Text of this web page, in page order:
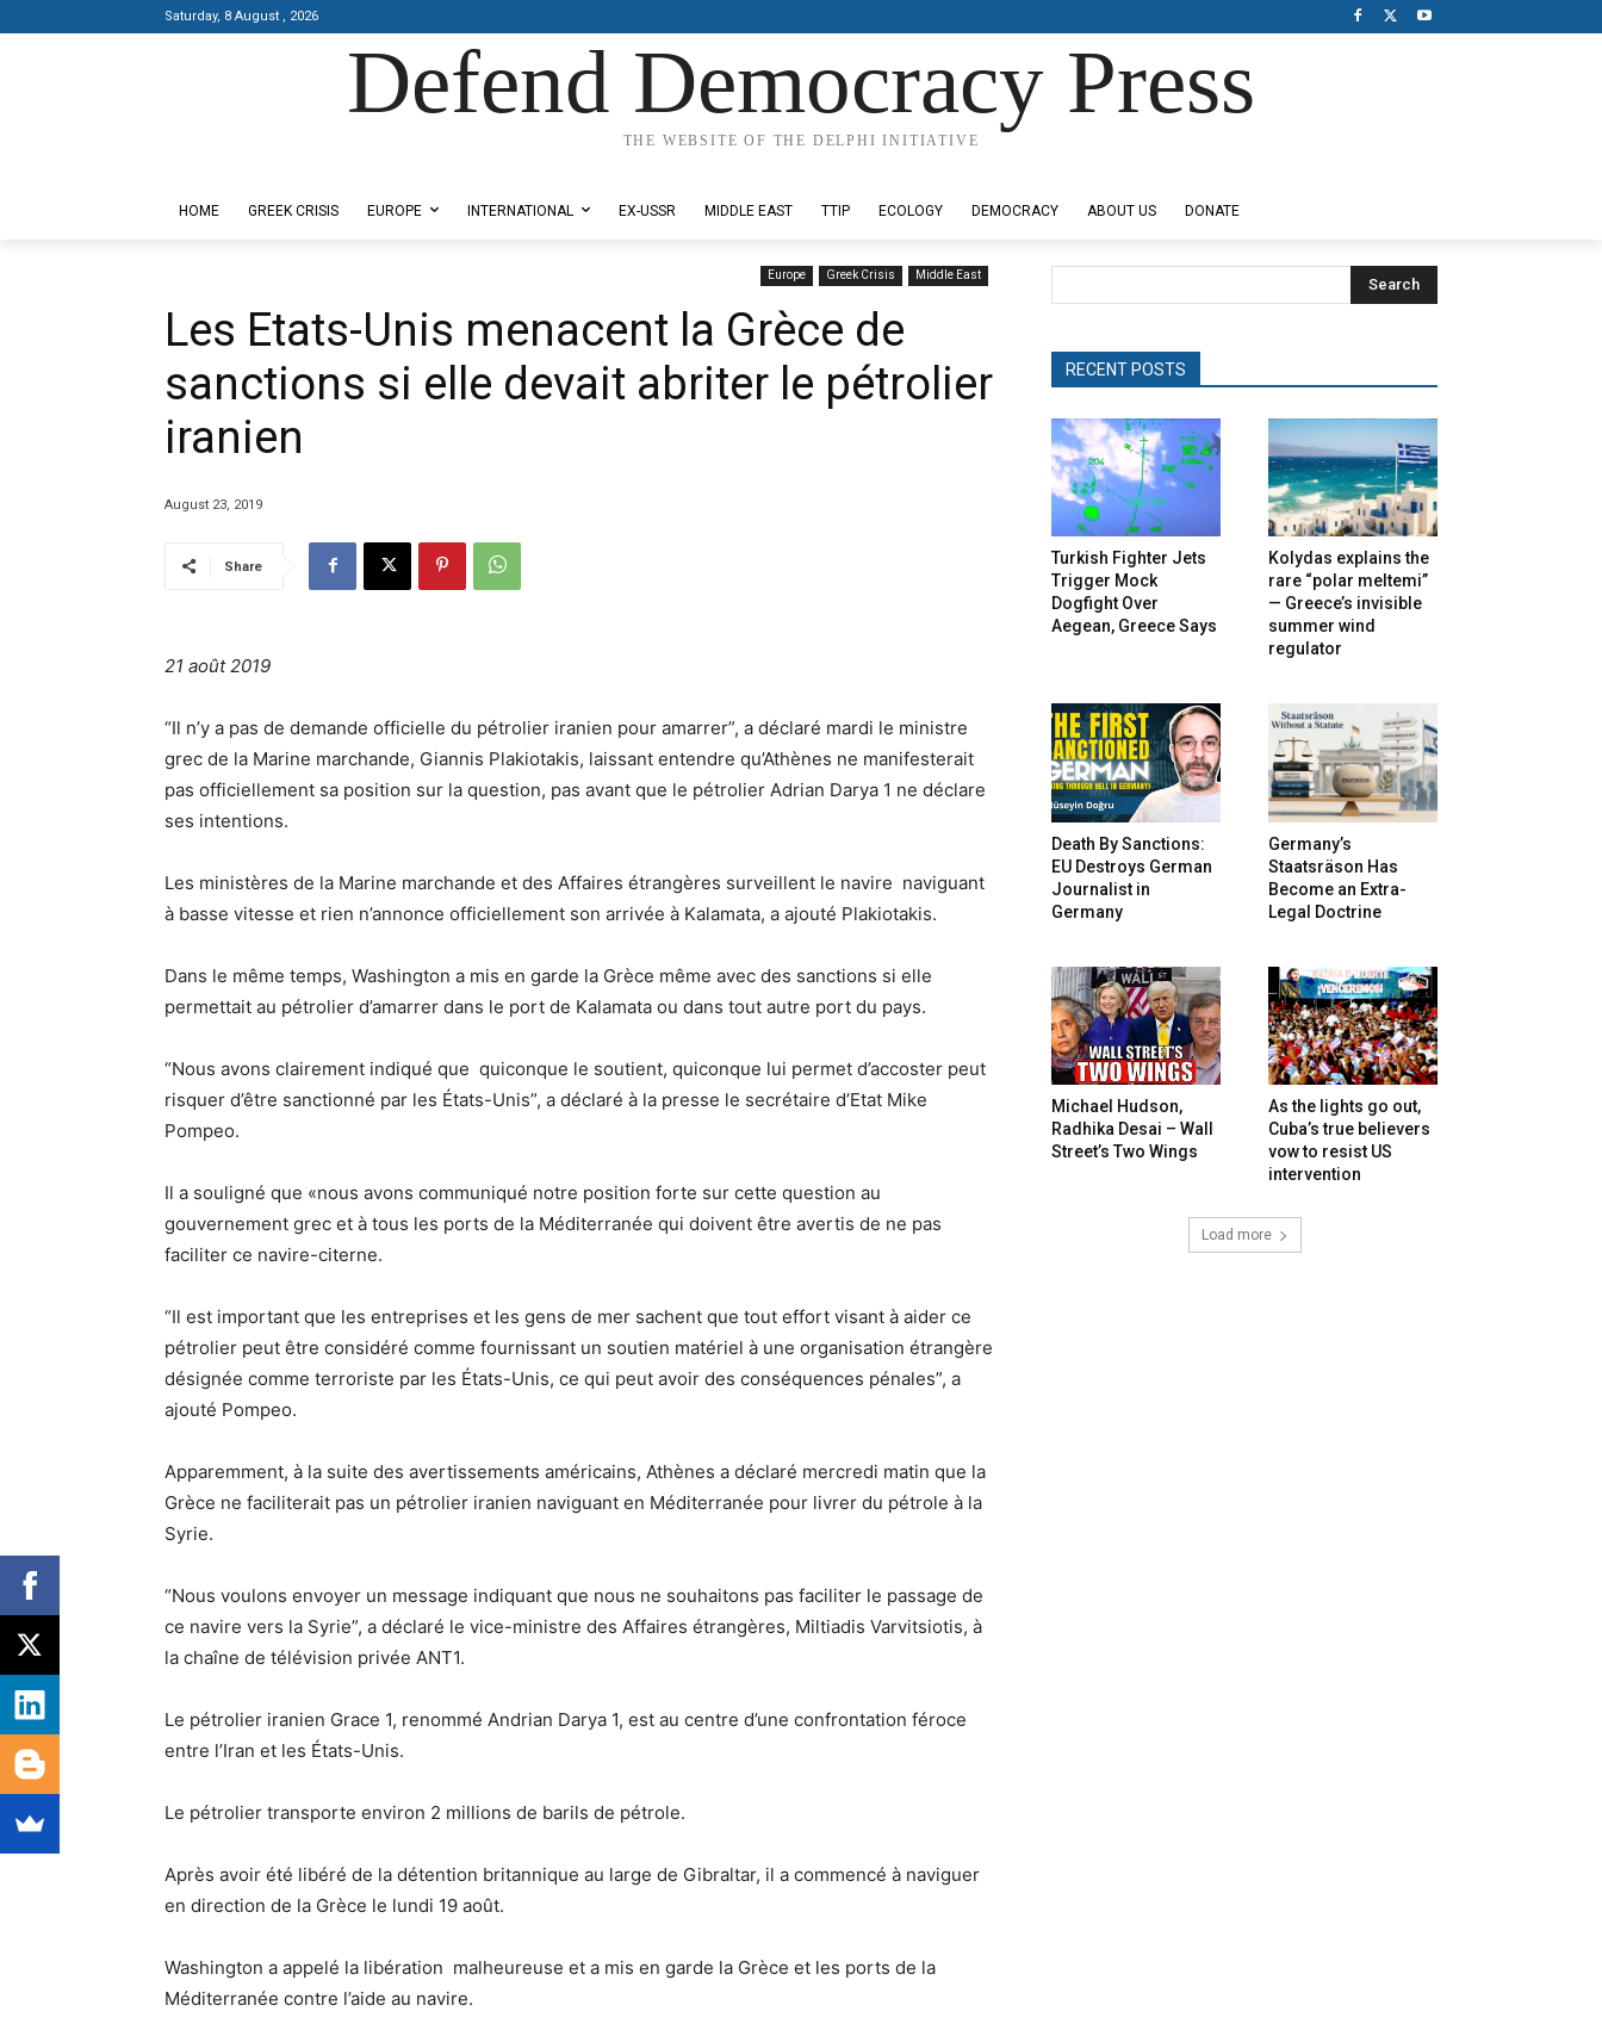
Saturday, 8 August , 2026
Defend Democracy Press
THE WEBSITE OF THE DELPHI INITIATIVE
HOME GREEK CRISIS EUROPE INTERNATIONAL EX-USSR MIDDLE EAST TTIP ECOLOGY DEMOCRACY ABOUT US DONATE
Europe Greek Crisis Middle East
Les Etats-Unis menacent la Grèce de
sanctions si elle devait abriter le pétrolier
iranien
August 23, 2019
Share
21 août 2019
“Il n’y a pas de demande officielle du pétrolier iranien pour amarrer”, a déclaré mardi le ministre
grec de la Marine marchande, Giannis Plakiotakis, laissant entendre qu’Athènes ne manifesterait
pas officiellement sa position sur la question, pas avant que le pétrolier Adrian Darya 1 ne déclare
ses intentions.
Les ministères de la Marine marchande et des Affaires étrangères surveillent le navire naviguant
à basse vitesse et rien n’annonce officiellement son arrivée à Kalamata, a ajouté Plakiotakis.
Dans le même temps, Washington a mis en garde la Grèce même avec des sanctions si elle
permettait au pétrolier d’amarrer dans le port de Kalamata ou dans tout autre port du pays.
“Nous avons clairement indiqué que quiconque le soutient, quiconque lui permet d’accoster peut
risquer d’être sanctionné par les États-Unis”, a déclaré à la presse le secrétaire d’Etat Mike
Pompeo.
Il a souligné que «nous avons communiqué notre position forte sur cette question au
gouvernement grec et à tous les ports de la Méditerranée qui doivent être avertis de ne pas
faciliter ce navire-citerne.
“Il est important que les entreprises et les gens de mer sachent que tout effort visant à aider ce
pétrolier peut être considéré comme fournissant un soutien matériel à une organisation étrangère
désignée comme terroriste par les États-Unis, ce qui peut avoir des conséquences pénales”, a
ajouté Pompeo.
Apparemment, à la suite des avertissements américains, Athènes a déclaré mercredi matin que la
Grèce ne faciliterait pas un pétrolier iranien naviguant en Méditerranée pour livrer du pétrole à la
Syrie.
“Nous voulons envoyer un message indiquant que nous ne souhaitons pas faciliter le passage de
ce navire vers la Syrie”, a déclaré le vice-ministre des Affaires étrangères, Miltiadis Varvitsiotis, à
la chaîne de télévision privée ANT1.
Le pétrolier iranien Grace 1, renommé Andrian Darya 1, est au centre d’une confrontation féroce
entre l’Iran et les États-Unis.
Le pétrolier transporte environ 2 millions de barils de pétrole.
Après avoir été libéré de la détention britannique au large de Gibraltar, il a commencé à naviguer
en direction de la Grèce le lundi 19 août.
Washington a appelé la libération malheureuse et a mis en garde la Grèce et les ports de la
Méditerranée contre l’aide au navire.
Search
RECENT POSTS
Turkish Fighter Jets
Trigger Mock
Dogfight Over
Aegean, Greece Says
Kolydas explains the
rare “polar meltemi”
— Greece’s invisible
summer wind
regulator
Death By Sanctions:
EU Destroys German
Journalist in
Germany
Germany’s
Staatsräson Has
Become an Extra-
Legal Doctrine
Michael Hudson,
Radhika Desai – Wall
Street’s Two Wings
As the lights go out,
Cuba’s true believers
vow to resist US
intervention
Load more